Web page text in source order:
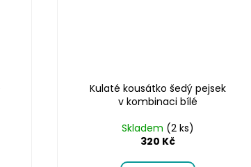
Kulaté kousátko šedý pejsek
v kombinaci bílé
Skladem (2 ks)
320 Kč